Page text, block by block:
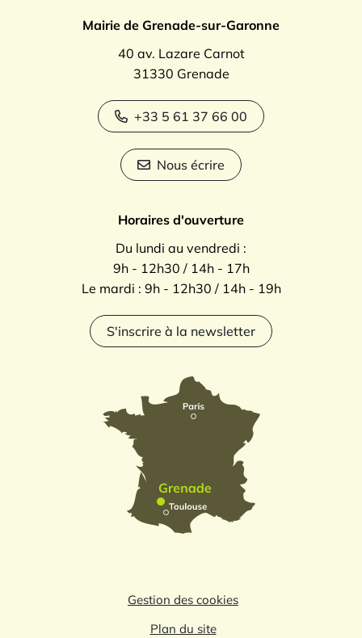
Mairie de Grenade-sur-Garonne
40 av. Lazare Carnot
31330 Grenade
+33 5 61 37 66 00
Nous écrire
Horaires d'ouverture
Du lundi au vendredi :
9h - 12h30 / 14h - 17h
Le mardi : 9h - 12h30 / 14h - 19h
S'inscrire à la newsletter
Gestion des cookies
Plan du site